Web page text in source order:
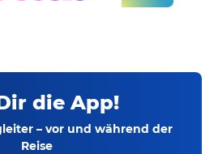
die App!
– vor und während der
Reise